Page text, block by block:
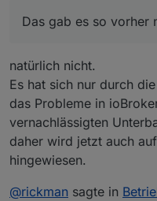
gereicht.
Fall einfach nur:
Das gab es so vorher
natürlich nicht.
Es hat sich nur durch
das Probleme in
vernachlässigten
daher wird jetzt auch
hingewiesen.
@rickman sagte in